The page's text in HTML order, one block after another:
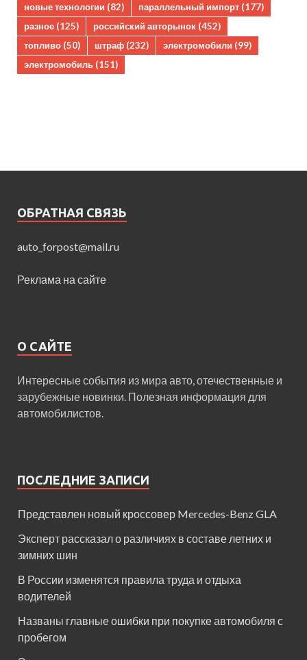
новые технологии (82) параллельный импорт (177)
разное (125) российский авторынок (452)
топливо (50) штраф (232) электромобили (99)
электромобиль (151)
ОБРАТНАЯ СВЯЗЬ
auto_forpost@mail.ru
Реклама на сайте
О САЙТЕ
Интересные события из мира авто, отечественные и
зарубежные новинки. Полезная информация для
автомобилистов.
ПОСЛЕДНИЕ ЗАПИСИ
Представлен новый кроссовер Mercedes-Benz GLA
Эксперт рассказал о различиях в составе летних и
зимних шин
В России изменятся правила труда и отдыха
водителей
Названы главные ошибки при покупке автомобиля с
пробегом